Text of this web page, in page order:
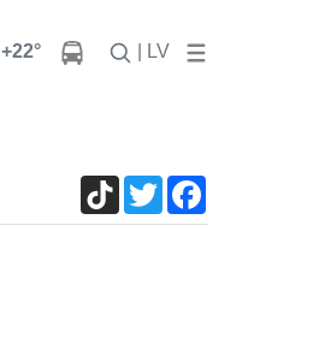
+22° | LV
TikTokTwitter